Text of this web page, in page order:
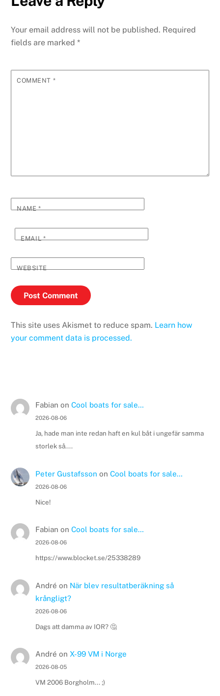
Your email address will not be published. Required
fields are marked*
COMMENT *
NAME*
EMAIL*
WEBSITE
This site uses Akismet to reduce spam. Learn how
your comment data is processed.
Fabian on Cool boats for sale…
2026-08-06
Ja, hade man inte redan haft en kul båt i ungefär samma
storlek så....
Peter Gustafsson on Cool boats for sale…
2026-08-06
Nice!
Fabian on Cool boats for sale…
2026-08-06
https://www.blocket.se/25338289
André on När blev resultatberäkning så
krångligt?
2026-08-06
Dags att damma av IOR? 🤔
André on X-99 VM i Norge
2026-08-05
VM 2006 Borgholm... ;)